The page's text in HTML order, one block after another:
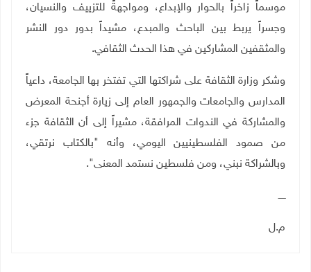
موسماً زاخراً بالحوار والإبداع، ومواجهةً للتزييف والنسيان،
وجسراً يربط بين الباحث والمبدع، مشيداً بدور دور النشر
والمثقفين المشاركين في هذا الحدث الثقافي.
وشكر وزارة الثقافة على شراكتها التي تفتخر بها الجامعة، داعياً
المدارس والجامعات والجمهور العام إلى زيارة أجنحة المعرض
والمشاركة في الندوات المرافقة، مشيراً إلى أن الثقافة جزء
من صمود الفلسطينيين اليومي، وأنه "بالكتاب نرتقي،
وبالشراكة نبني، ومن فلسطين نستمد المعنى".
ـــــ
م.ل